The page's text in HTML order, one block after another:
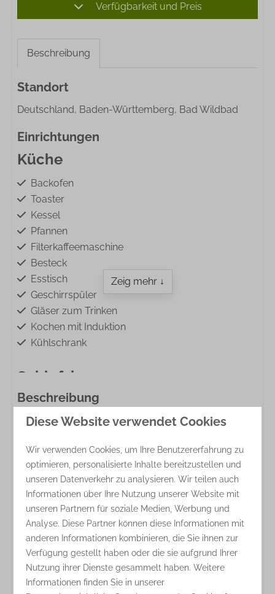
Verfügbarkeit und Preis
Beschreibung
Standort
Deutschland, Baden-Württemberg, Bad Wildbad
Einrichtungen
Küche
Backofen
Toaster
Kessel
Pfannen
Filterkaffeemaschine
Besteck
Esstisch
Geschirrspüler
Gläser zum Trinken
Kochen mit Induktion
Kühlschrank
Schlafzimmer
Garderobe
Etagenbett: 2
Kleiderbügel: 5
Waschen und Trocknen
Trocknungsgestell
Unterhaltung
Wi-Fi
Zeig mehr ↓
Beschreibung
2. Stock, DG
1 Wohnschlafzimmer mit Essecke
Einbauküche mit reichlich Geschirr und
Spülmaschine
DU/ WC + sep. WC
Überdachter Balkon
Hunde willkommen
Diese Website verwendet Cookies
Wir verwenden Cookies, um Ihre Benutzererfahrung zu
optimieren, personalisierte Inhalte bereitzustellen und
unseren Datenverkehr zu analysieren. Wir teilen auch
Informationen über Ihre Nutzung unserer Website mit
unseren Partnern für soziale Medien, Werbung und
Analyse. Diese Partner können diese Informationen mit
anderen Informationen kombinieren, die Sie ihnen zur
Verfügung gestellt haben oder die sie aufgrund Ihrer
Nutzung ihrer Dienste gesammelt haben. Weitere
Informationen finden Sie in unserer